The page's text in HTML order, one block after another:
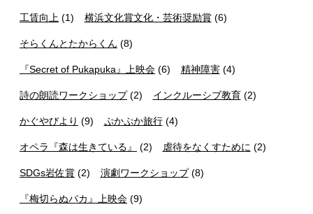
工賃向上 (1) 横浜文化賞文化・芸術奨励賞(6)
そらくんとたからくん (8)
『Secret of Pukapuka』上映会 (6) 精神障害(4)
詩の朗読ワークショップ(2) インクルーシブ教育(2)
かぐやびより (9) ぷかぷか旅行(4)
オペラ『森は生きている』 (2) 虐待をなくすために (2)
SDGs岩佐賞 (2) 演劇ワークショップ(8)
『梅切らぬバカ』上映会 (9)